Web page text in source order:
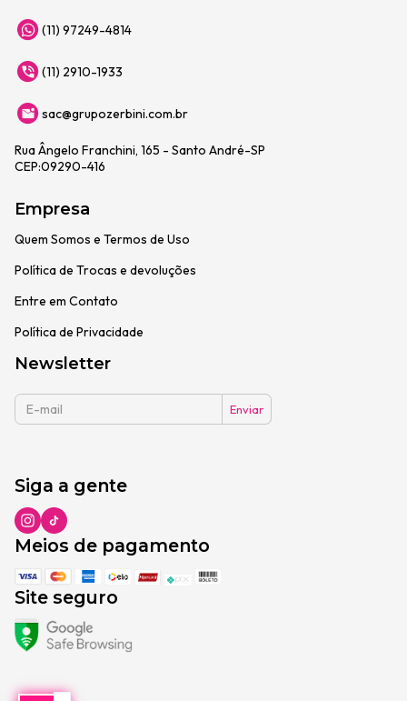
(11) 97249-4814
(11) 2910-1933
sac@grupozerbini.com.br
Rua Ângelo Franchini, 165 - Santo André-SP
CEP:09290-416
Empresa
Quem Somos e Termos de Uso
Política de Trocas e devoluções
Entre em Contato
Política de Privacidade
Newsletter
Siga a gente
Meios de pagamento
Site seguro